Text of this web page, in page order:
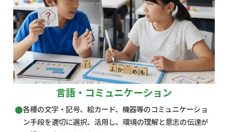
言語・コミュニケーション
各種の文字・記号、絵カード、機器等のコミュニケーショ
ン手段を適切に選択、活用し、環境の理解と意志の伝達が